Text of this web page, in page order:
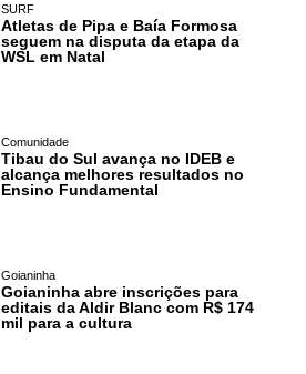
SURF
Atletas de Pipa e Baía Formosa
seguem na disputa da etapa da
WSL em Natal
Comunidade
Tibau do Sul avança no IDEB e
alcança melhores resultados no
Ensino Fundamental
Goianinha
Goianinha abre inscrições para
editais da Aldir Blanc com R$ 174
mil para a cultura